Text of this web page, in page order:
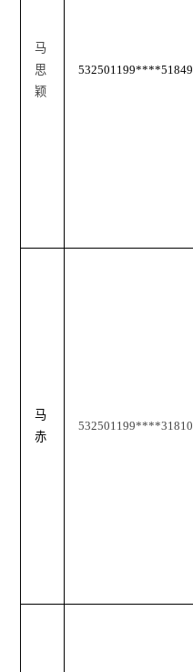
马
思
颖
532501199****51849
马
赤
532501199****31810